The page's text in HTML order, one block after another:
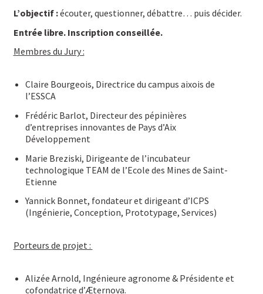
L’objectif :écouter, questionner, débattre… puis décider.
Entrée libre. Inscription conseillée.
Membres du Jury :
Claire Bourgeois, Directrice du campus aixois de
l’ESSCA
Frédéric Barlot, Directeur des pépinières
d’entreprises innovantes de Pays d’Aix
Développement
Marie Breziski, Dirigeante de l’incubateur
technologique TEAM de l’Ecole des Mines de Saint-
Etienne
Yannick Bonnet, fondateur et dirigeant d’ICPS
(Ingénierie, Conception, Prototypage, Services)
Porteurs de projet :
Alizée Arnold, Ingénieure agronome & Présidente et
cofondatrice d’Æternova.